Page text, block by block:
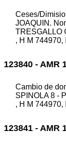
Ceses/
JOAQUIN.
TRESGALLO
, H M 744970,
123840 - AMR
Cambio de
SPINOLA 8 -
, H M 744970,
123841 - AMR